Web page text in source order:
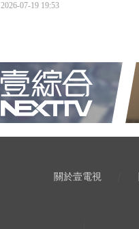
2026-07-19 19:53
關於壹電視